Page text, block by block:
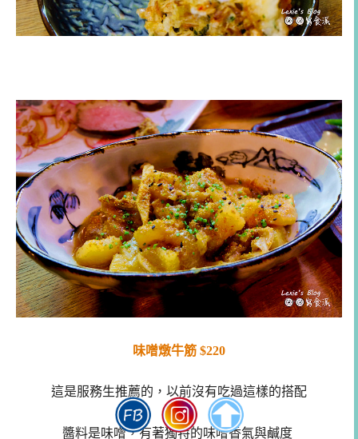
味噌燉牛筋 $220
這是服務生推薦的，以前沒有吃過這樣的搭配
醬料是味噌，有著獨特的味噌香氣與鹹度